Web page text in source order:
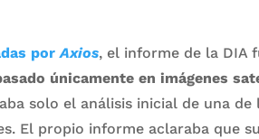
por Axios, el informe de la DIA
únicamente en imágenes
solo el análisis inicial de una de
El propio informe aclaraba que